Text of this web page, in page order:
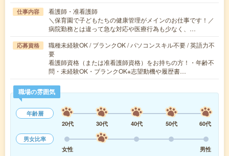
仕事内容
看護師・准看護師
＼保育園で子どもたちの健康管理がメインのお仕事です！／
病院勤務とは違って急な対応や医療行為も少なく、…
応募資格
職種未経験OK / ブランクOK / パソコンスキル不要 / 英語力不
要
看護師資格（または准看護師資格）をお持ちの方！・年齢不
問・未経験OK・ブランクOK※志望動機や履歴書…
職場の雰囲気
年齢層
20代
30代 40代 50代
60代
男女比率
女性
男性